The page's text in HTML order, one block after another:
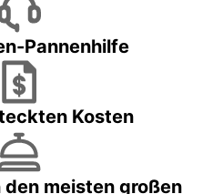
Pannenhilfe
Kosten
meisten großen